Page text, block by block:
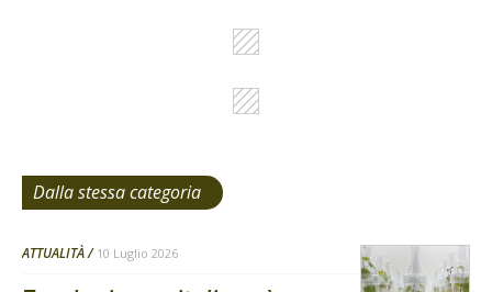
Dalla stessa categoria
ATTUALITÀ 10 Luglio 2026